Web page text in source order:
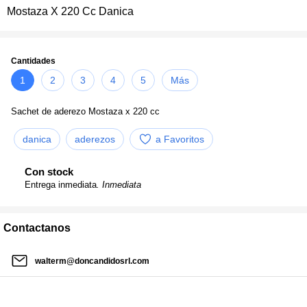
Mostaza X 220 Cc Danica
Cantidades
1 2 3 4 5 Más
Sachet de aderezo Mostaza x 220 cc
danica aderezos a Favoritos
Con stock
Entrega inmediata . Inmediata
Contactanos
walterm@doncandidosrl.com